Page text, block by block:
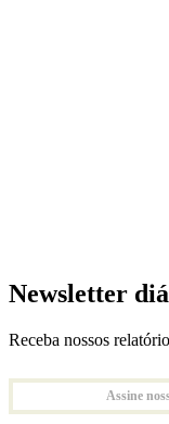
Newsletter
Receba nossos
Assine